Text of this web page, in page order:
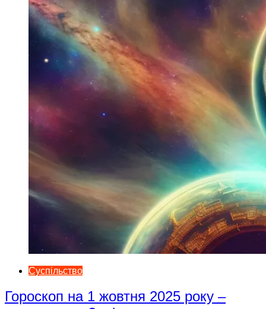
Суспільство
Гороскоп на 1 жовтня 2025 року –